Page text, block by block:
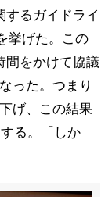
するガイドライ
挙げた。この
間をかけて協議
った。つまり
げ、この結果
る。「しか